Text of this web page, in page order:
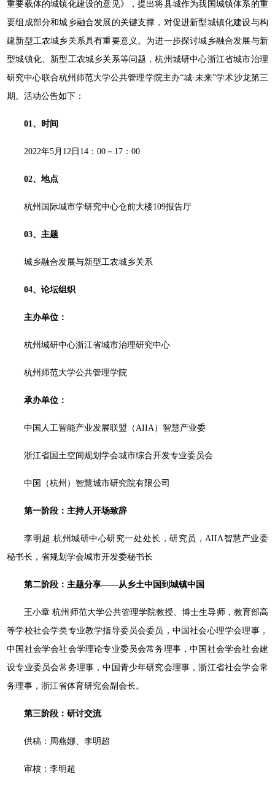
重要载体的城镇化建设的意见》，提出将县城作为我国城镇体系的重
要组成部分和城乡融合发展的关键支撑，对促进新型城镇化建设与构
建新型工农城乡关系具有重要意义。为进一步探讨城乡融合发展与新
型城镇化、新型工农城乡关系等问题，杭州城研中心浙江省城市治理
研究中心联合杭州师范大学公共管理学院主办“城·未来”学术沙龙第三
期。活动公告如下：
01、 时间
2022年5月12日14：00－17：00
02、地点
杭州国际城市学研究中心仓前大楼109报告厅
03、主题
城乡融合发展与新型工农城乡关系
04、论坛组织
主办单位：
杭州城研中心浙江省城市治理研究中心
杭州师范大学公共管理学院
承办单位：
中国人工智能产业发展联盟（AIIA）智慧产业委
浙江省国土空间规划学会城市综合开发专业委员会
中国（杭州）智慧城市研究院有限公司
第一阶段：主持人开场致辞
李明超 杭州城研中心研究一处处长，研究员，AIIA智慧产业委
秘书长，省规划学会城市开发委秘书长
第二阶段：主题分享——从乡土中国到城镇中国
王小章 杭州师范大学公共管理学院教授、博士生导师，教育部高
等学校社会学类专业教学指导委员会委员，中国社会心理学会理事，
中国社会学会社会学理论专业委员会常务理事，中国社会学会社会建
设专业委员会常务理事，中国青少年研究会理事，浙江省社会学会常
务理事，浙江省体育研究会副会长。
第三阶段：研讨交流
供稿：周燕娜、李明超
审核：李明超